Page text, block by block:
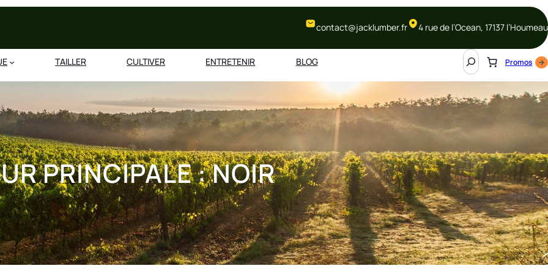
contact@jacklumber.fr 4 rue de l’Ocean, 17137 l’Houmeau
TAILLER CULTIVER ENTRETENIR BLOG
S
e
a
r
h
Promos
PRINCIPALE :NOIR